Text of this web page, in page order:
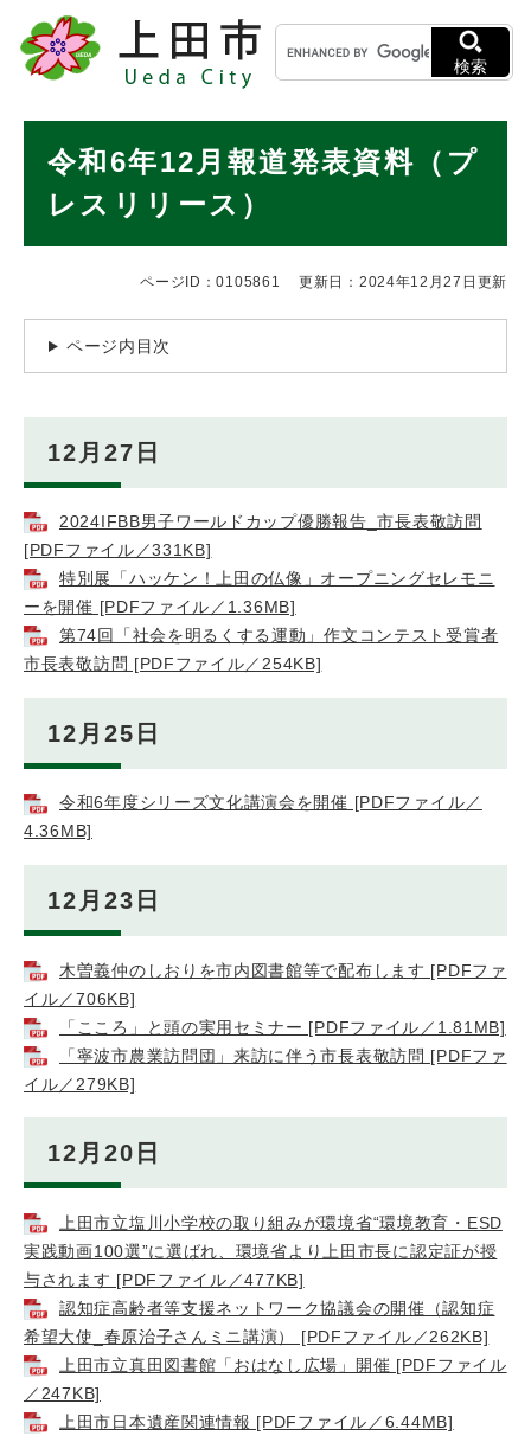
メニューを飛ばして本文へ
キ
ー
ワ
検
検索
令和6年12月報道発表資料（プ
レスリリース）
ページID：0105861 更新日：2024年12月27日更新
ページ内目次
12月27日
2024IFBB男子ワールドカップ優勝報告_市長表敬訪問
[PDFファイル／331KB]
特別展「ハッケン！上田の仏像」オープニングセレモニ
ーを開催 [PDFファイル／1.36MB]
第74回「社会を明るくする運動」作文コンテスト受賞者
市長表敬訪問 [PDFファイル／254KB]
12月25日
令和6年度シリーズ文化講演会を開催 [PDFファイル／
4.36MB]
12月23日
木曽義仲のしおりを市内図書館等で配布します [PDFファ
イル／706KB]
「こころ」と頭の実用セミナー [PDFファイル／1.81MB]
「寧波市農業訪問団」来訪に伴う市長表敬訪問 [PDFファ
イル／279KB]
12月20日
上田市立塩川小学校の取り組みが環境省“環境教育・ESD
実践動画100選”に選ばれ、環境省より上田市長に認定証が授
与されます [PDFファイル／477KB]
認知症高齢者等支援ネットワーク協議会の開催（認知症
希望大使_春原治子さんミニ講演） [PDFファイル／262KB]
上田市立真田図書館「おはなし広場」開催 [PDFファイル
／247KB]
上田市日本遺産関連情報 [PDFファイル／6.44MB]